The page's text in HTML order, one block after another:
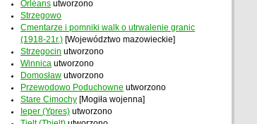
Orléans utworzono
Strzegowo
Cmentarze i pomniki walk o utrwalenie granic
(1918-21r.) [Województwo mazowieckie]
Strzegocin utworzono
Winnica utworzono
Domosław utworzono
Przewodowo Poduchowne utworzono
Stare Cimochy [Mogiła wojenna]
Ieper (Ypres) utworzono